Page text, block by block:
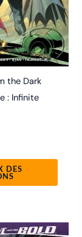
the Dark
: Infinite
DES
être
sur